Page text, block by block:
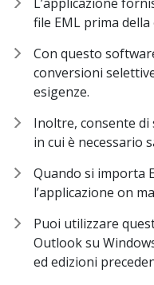
file EML prima
Con questo
conversioni
esigenze.
Inoltre, consente
in cui è necessario
Quando si importa
l’applicazione on
Puoi utilizzare
Outlook su
ed edizioni